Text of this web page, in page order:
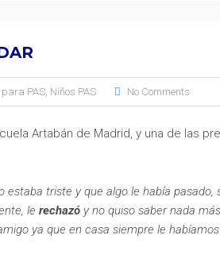
PAS, Niños PAS No Comments
Artabán de Madrid, y una de las
estaba triste y que algo le había
le rechazó y no quiso saber nada
ya que en casa siempre le